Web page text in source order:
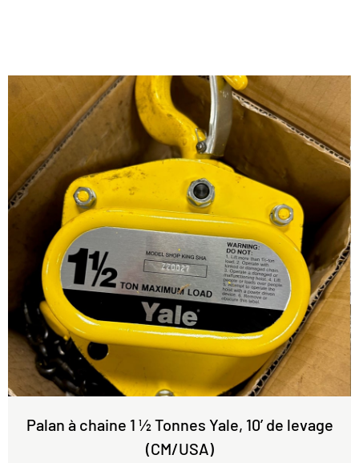
Palan à chaine 1 ½ Tonnes Yale, 10’ de levage
(CM/USA)